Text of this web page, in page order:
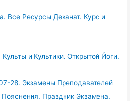
Все Ресурсы Деканат. Курс и
и Культики. Открытой Йоги.
28. Экзамены Преподавателей
Праздник Экзамена.